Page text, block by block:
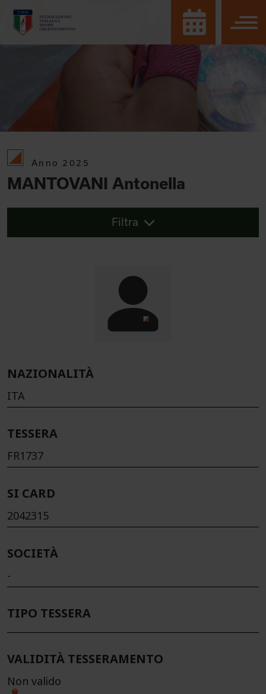
Anno 2025
MANTOVANI Antonella
Filtra
NAZIONALITÀ
ITA
TESSERA
FR1737
SI CARD
2042315
SOCIETÀ
-
TIPO TESSERA
VALIDITÀ TESSERAMENTO
Non valido